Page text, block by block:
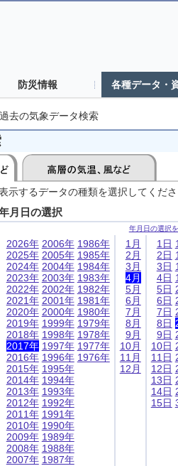
防災情報 各種データ・
過去の気象データ検索
示するデータの種類を選択してくだ
月日の選択
年月日の選択
2026年
2025年
2024年
2023年
2022年
2021年
2020年
2019年
2018年
2017年
2016年
2015年
2014年
2013年
2012年
2011年
2010年
2009年
2008年
2007年
2006年
2005年
2004年
2003年
2002年
2001年
2000年
1999年
1998年
1997年
1996年
1995年
1994年
1993年
1992年
1991年
1990年
1989年
1988年
1987年
1986年
1985年
1984年
1983年
1982年
1981年
1980年
1979年
1978年
1977年
1976年
1月
2月
3月
4月
5月
6月
7月
8月
9月
10月
11月
12月
1日
2日
3日
4日
5日
6日
7日
8日
9日
10日
11日
12日
13日
14日
15日